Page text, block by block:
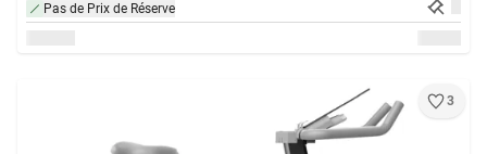
Pas de Prix de Réserve
3